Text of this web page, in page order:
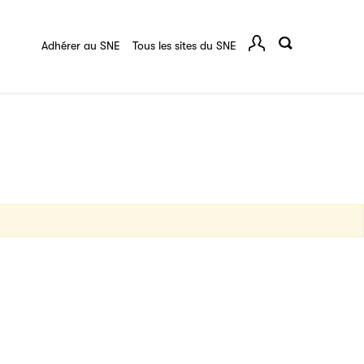
Adhérer au SNE Tous les sites du SNE
destinée à l’ensemble des acteurs de la